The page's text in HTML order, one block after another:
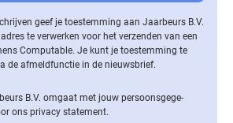
geef je toestemming aan Jaarbeurs B.V.
te verwerken voor het verzenden van een
Computable. Je kunt je toestemming te
de af­meld­func­tie in de nieuwsbrief.
B.V. omgaat met jouw per­soons­ge­ge­
ons privacy statement.